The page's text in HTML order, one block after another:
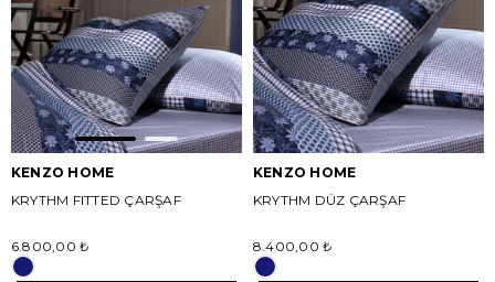
KENZO HOME
KRYTHM FITTED ÇARŞAF
6.800,00 ₺
KENZO HOME
KRYTHM DÜZ ÇARŞAF
8.400,00 ₺